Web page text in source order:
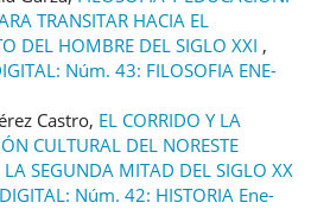
TRANSITAR HACIA EL
DEL HOMBRE DEL SIGLO XXI ,
Núm. 43: FILOSOFIA ENE-
Castro, EL CORRIDO Y LA
CULTURAL DEL NORESTE
SEGUNDA MITAD DEL SIGLO XX
Núm. 42: HISTORIA Ene-